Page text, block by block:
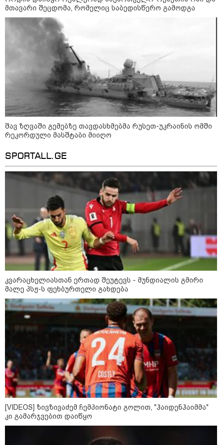
ის საწყობზე - დრონებით
09:12 / 05-08-2026
14 გარდაცვლილი, 22
დაშავებული, მასშტაბური
ხანძარი - რუსეთმა კიევზე
იერიში ბალისტიკური
რაკეტებით მიიტანა
14:13 / 04-08-2026
ცნობილი
კატეგორიის ყველა სიახლე
კატეგორიები
მთავარი შეცდომა, რომელიც საბედისწერო გამოდგა
შავ ზღვაში გემებზე თავდასხმებმა რუსეთ-უკრაინის ომში
რეკორდული მასშტაბი მიიღო
SPORTALL.GE
კვარაცხელიასთან ერთად შეუტევს - მუნდიალის გმირი
მალე პსჟ-ს ფეხბურთელი გახდება
[VIDEOS] ზივზივაძემ ჩემპიონატი გოლით, "ჰაიდენჰაიმმა"
კი გამარჯვებით დაიწყო